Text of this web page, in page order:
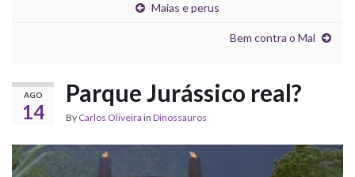
Maias e perus
Bem contra o Mal
AGO
14
Parque Jurássico real?
By Carlos Oliveira in Dinossauros